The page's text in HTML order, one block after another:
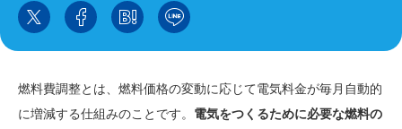
燃料費調整とは、燃料価格の変動に応じて電気料金が毎月自動的
に増減する仕組みのことです。 電気をつくるために必要な燃料の